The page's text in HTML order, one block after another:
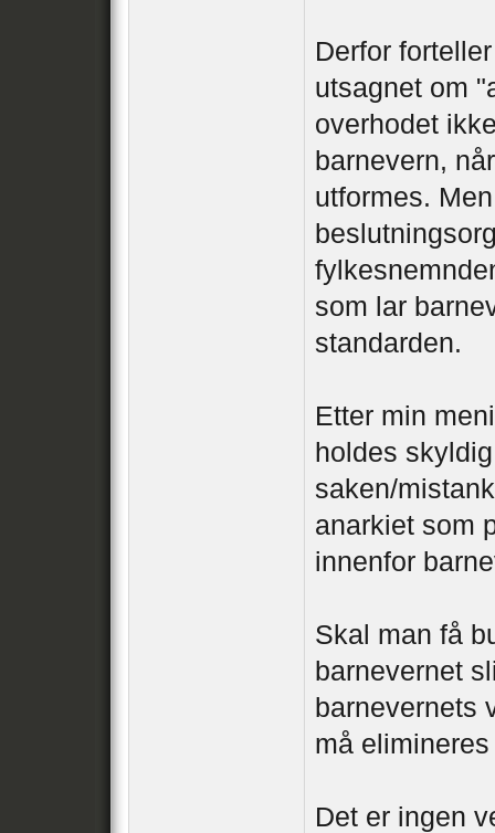
Derfor
utsagnet om
overhodet
barnevern,
utformes.
som lar
standarden.
Etter min
holdes
saken/
anarkiet som
innenfor
Skal man få
barnevernet
barnevernets
må
Det er ingen